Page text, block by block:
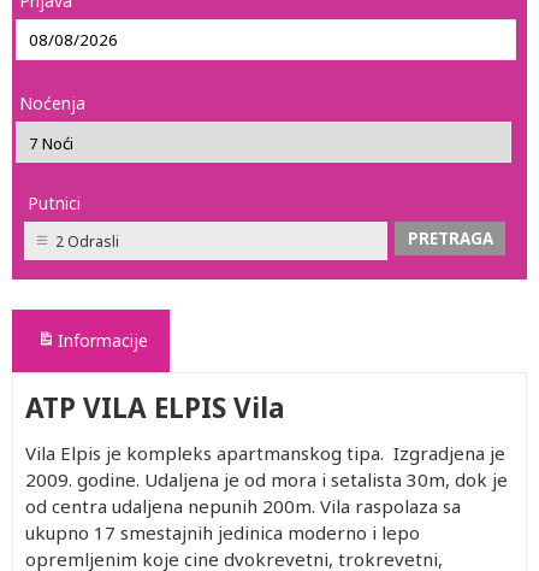
Noćenja
Putnici
2 Odrasli
Informacije
ATP VILA ELPIS Vila
Vila Elpis je kompleks apartmanskog tipa. Izgradjena je
2009. godine. Udaljena je od mora i setalista 30m, dok je
od centra udaljena nepunih 200m. Vila raspolaza sa
ukupno 17 smestajnih jedinica moderno i lepo
opremljenim koje cine dvokrevetni, trokrevetni,